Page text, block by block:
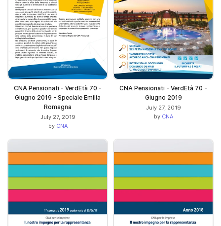
CNA Pensionati - VerdEtà 70 -
Giugno 2019 - Speciale Emilia
Romagna
July 27, 2019
by CNA
CNA Pensionati - VerdEtà 70 -
Giugno 2019
July 27, 2019
by CNA